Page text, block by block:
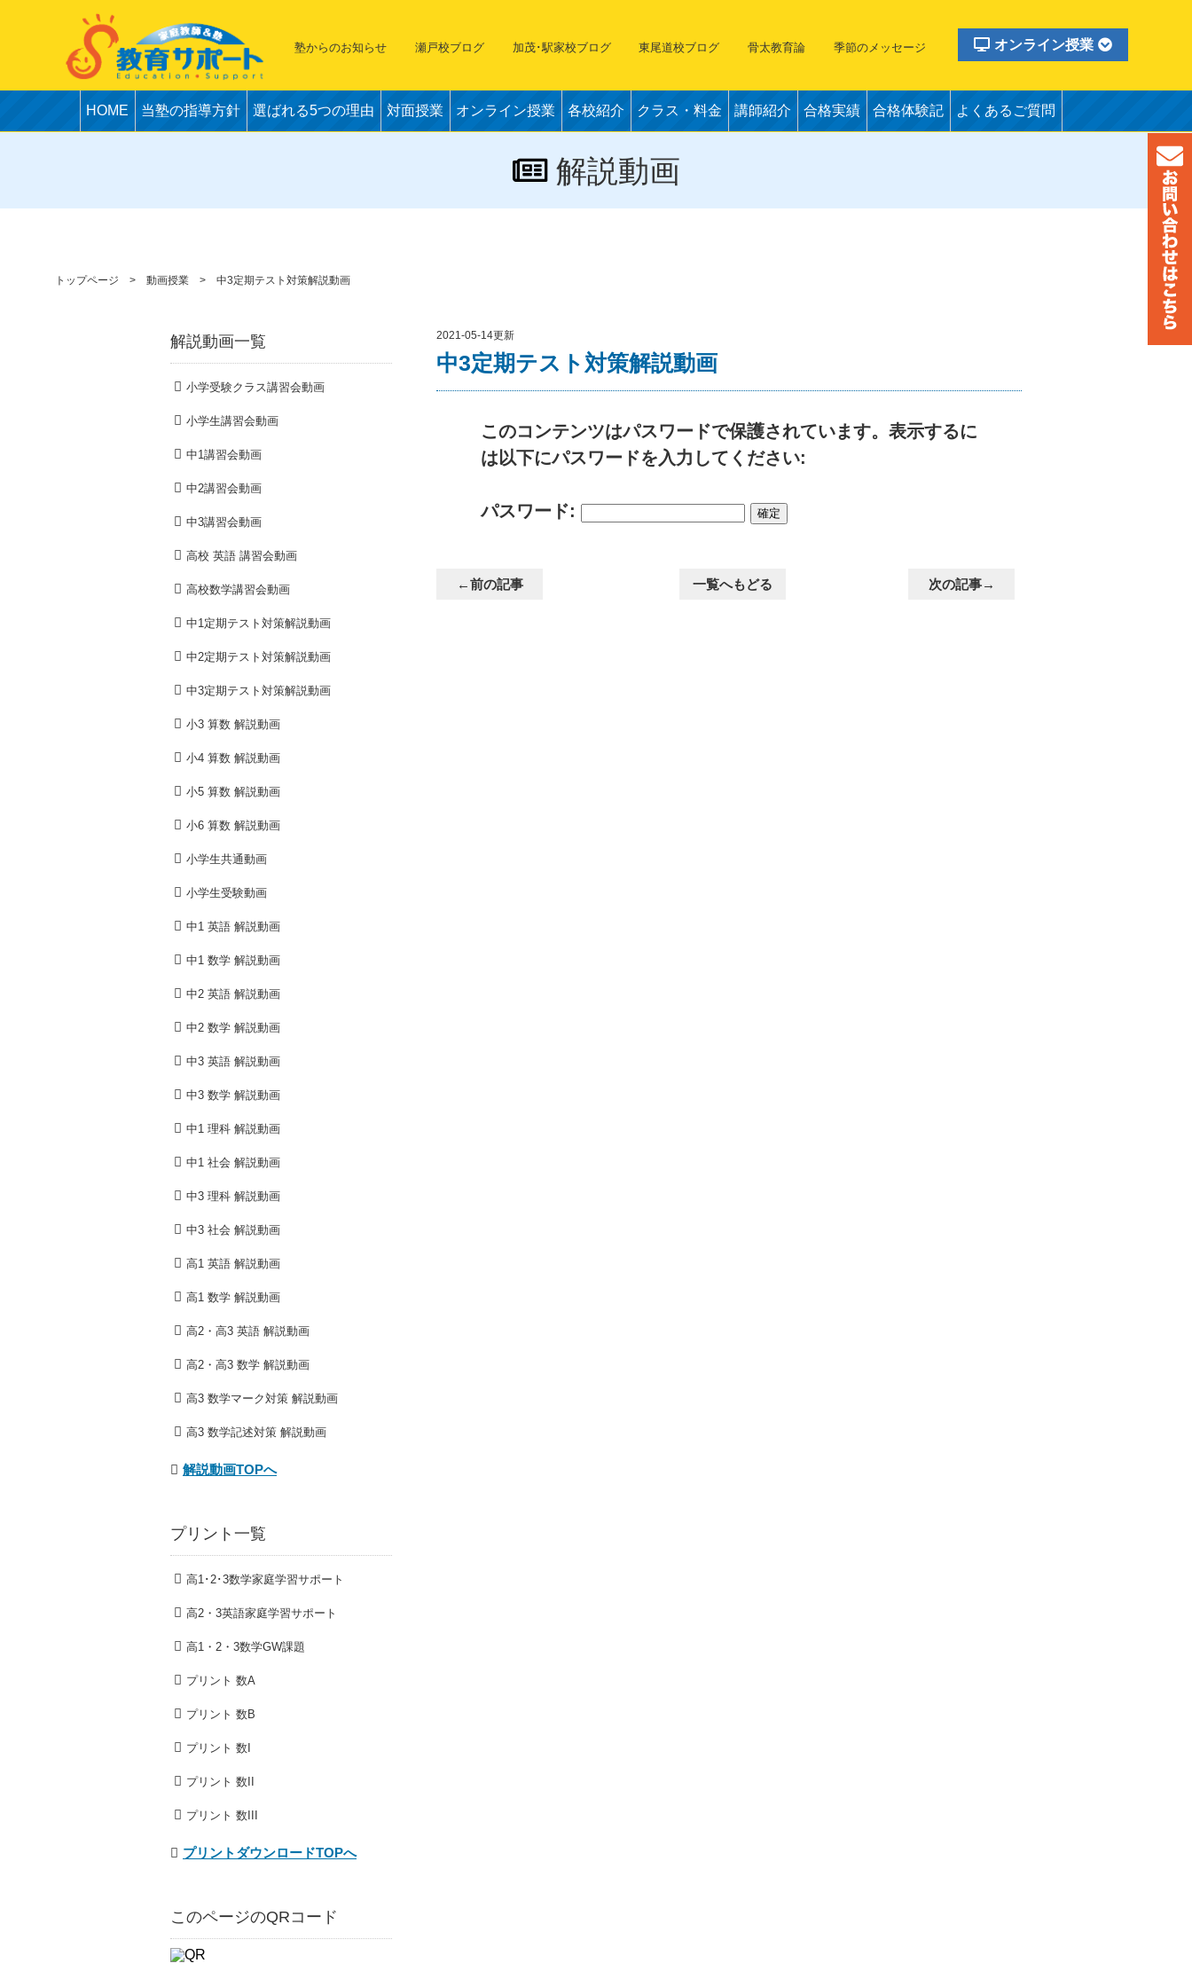
オンライン授業
塾からのお知らせ 瀬戸校ブログ 加茂･駅家校ブログ 東尾道校ブログ 骨太教育論 季節のメッセージ
HOME 当塾の指導方針 選ばれる5つの理由 対面授業 オンライン授業 各校紹介 クラス・料金 講師紹介 合格実績 合格体験記 よくあるご質問
解説動画
トップページ 動画授業 中3定期テスト対策解説動画
2021-05-14更新
中3定期テスト対策解説動画
このコンテンツはパスワードで保護されています。表示するに
は以下にパスワードを入力してください:
パスワード:
←前の記事 一覧へもどる 次の記事→
解説動画一覧
小学受験クラス講習会動画
小学生講習会動画
中1講習会動画
中2講習会動画
中3講習会動画
高校 英語 講習会動画
高校数学講習会動画
中1定期テスト対策解説動画
中2定期テスト対策解説動画
中3定期テスト対策解説動画
小3 算数 解説動画
小4 算数 解説動画
小5 算数 解説動画
小6 算数 解説動画
小学生共通動画
小学生受験動画
中1 英語 解説動画
中1 数学 解説動画
中2 英語 解説動画
中2 数学 解説動画
中3 英語 解説動画
中3 数学 解説動画
中1 理科 解説動画
中1 社会 解説動画
中3 理科 解説動画
中3 社会 解説動画
高1 英語 解説動画
高1 数学 解説動画
高2・高3 英語 解説動画
高2・高3 数学 解説動画
高3 数学マーク対策 解説動画
高3 数学記述対策 解説動画
解説動画TOPへ
プリント一覧
高1･2･3数学家庭学習サポート
高2・3英語家庭学習サポート
高1・2・3数学GW課題
プリント 数A
プリント 数B
プリント 数I
プリント 数II
プリント 数III
プリントダウンロードTOPへ
このページのQRコード